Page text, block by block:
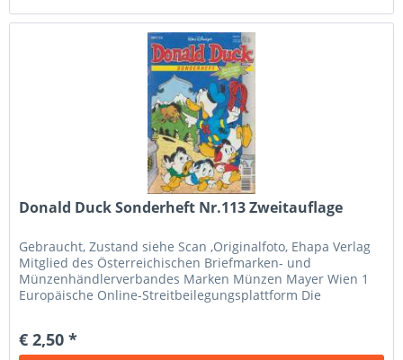
Donald Duck Sonderheft Nr.113 Zweitauflage
Gebraucht, Zustand siehe Scan ,Originalfoto, Ehapa Verlag
Mitglied des Österreichischen Briefmarken- und
Münzenhändlerverbandes Marken Münzen Mayer Wien 1
Europäische Online-Streitbeilegungsplattform Die
€ 2,50 *